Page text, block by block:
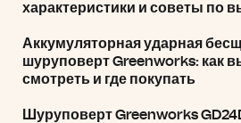
характеристики и советы по
Аккумуляторная ударная
шуруповерт Greenworks: как
смотреть и где покупать
Шуруповерт Greenworks